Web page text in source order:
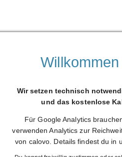
Weiterleiten
Wir setzen technisch
und das kostenlose
Für Google Analytics
verwenden Analytics zur
von calovo. Details findest du in